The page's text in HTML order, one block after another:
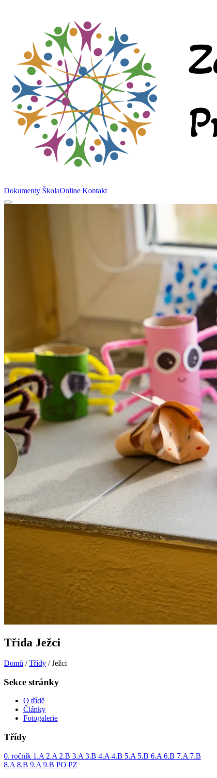
Dokumenty ŠkolaOnline Kontakt
Třída Ježci
Domů / Třídy / Ježci
Sekce stránky
O třídě
Články
Fotogalerie
Třídy
0. ročník 1.A 2.A 2.B 3.A 3.B 4.A 4.B 5.A 5.B 6.A 6.B 7.A 7.B
8.A 8.B 9.A 9.B PO PZ